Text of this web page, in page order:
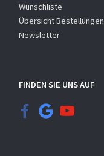
Wunschliste
Übersicht Bestellungen
Newsletter
FINDEN SIE UNS AUF